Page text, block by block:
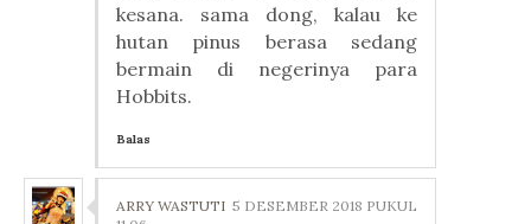
kesana. sama dong, kalau ke
hutan pinus berasa sedang
bermain di negerinya para
Hobbits.
Balas
ARRY WASTUTI 5 DESEMBER 2018 PUKUL